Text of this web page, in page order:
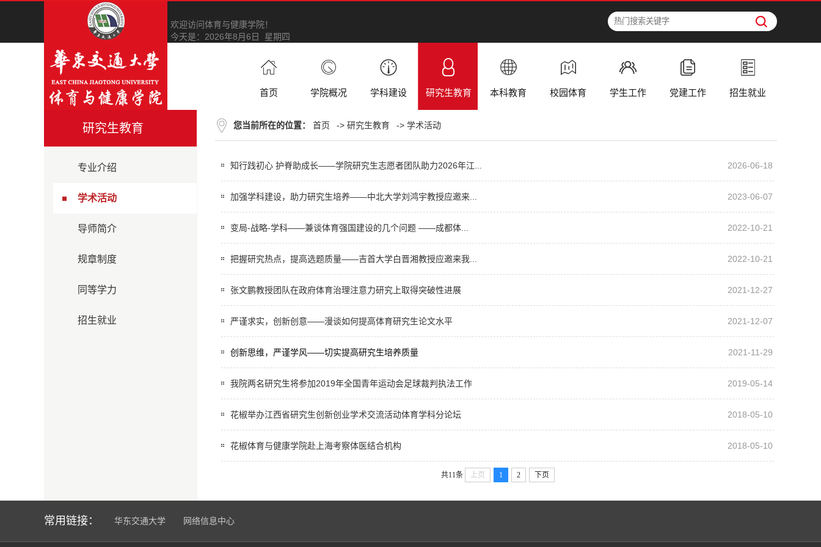
欢迎访问体育与健康学院！
今天是： 2026年8月6日 星期四
首页 学院概况 学科建设 研究生教育 本科教育 校园体育 学生工作 党建工作 招生就业
研究生教育
专业介绍
学术活动
导师简介
规章制度
同等学力
招生就业
您当前所在的位置： 首页 -> 研究生教育 -> 学术活动
2026-06-18
知行践初心 护脊助成长——学院研究生志愿者团队助力2026年江...
2023-06-07
加强学科建设，助力研究生培养——中北大学刘鸿宇教授应邀来...
2022-10-21
变局-战略-学科——兼谈体育强国建设的几个问题 ——成都体...
2022-10-21
把握研究热点，提高选题质量——吉首大学白晋湘教授应邀来我...
2021-12-27
张文鹏教授团队在政府体育治理注意力研究上取得突破性进展
2021-12-07
严谨求实，创新创意——漫谈如何提高体育研究生论文水平
2021-11-29
创新思维，严谨学风——切实提高研究生培养质量
2019-05-14
我院两名研究生将参加2019年全国青年运动会足球裁判执法工作
2018-05-10
花椒举办江西省研究生创新创业学术交流活动体育学科分论坛
2018-05-10
花椒体育与健康学院赴上海考察体医结合机构
共11条 上页 1 2 下页
常用链接： 华东交通大学 网络信息中心